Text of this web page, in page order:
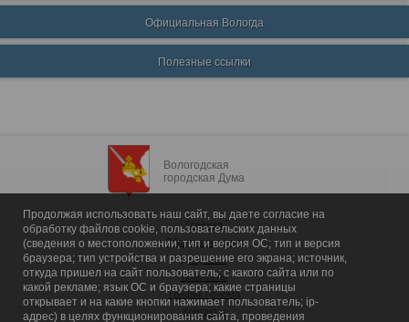
Официальная Вологда
Полезные ссылки
Вологодская
городская Дума
Главная
Общие сведения
Депутаты
Комитеты
График приема
Контакты
Продолжая использовать наш сайт, вы даете согласие на
обработку файлов cookie, пользовательских данных
(сведения о местоположении; тип и версия ОС; тип и версия
браузера; тип устройства и разрешение его экрана; источник,
откуда пришел на сайт пользователь; с какого сайта или по
какой рекламе; язык ОС и браузера; какие страницы
открывает и на какие кнопки нажимает пользователь; ip-
адрес) в целях функционирования сайта, проведения